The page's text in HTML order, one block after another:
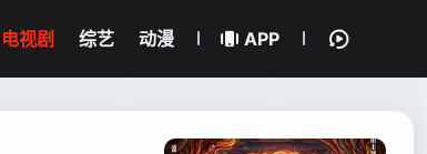
电视剧 综艺 动漫 APP